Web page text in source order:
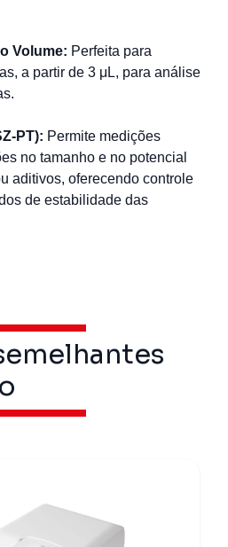
Volume: Perfeita para
a partir de 3 μL, para análise
PT): Permite medições
no tamanho e no potencial
aditivos, oferecendo controle
de estabilidade das